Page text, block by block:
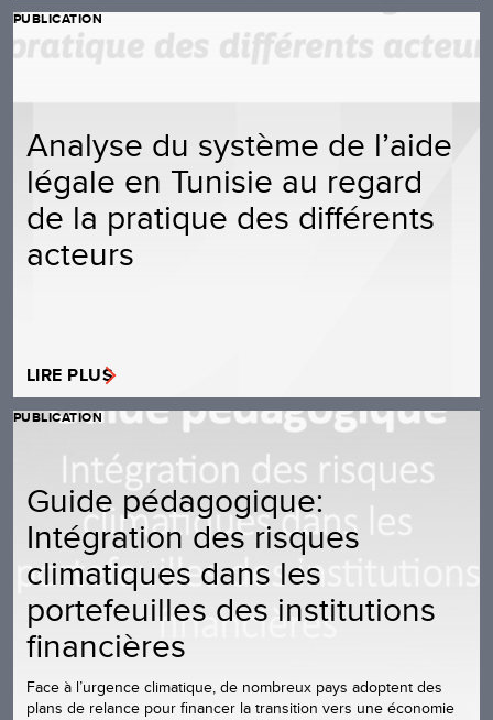
PUBLICATION
Analyse du système de l’aide
légale en Tunisie au regard
de la pratique des différents
acteurs
LIRE PLUS
PUBLICATION
Guide pédagogique:
Intégration des risques
climatiques dans les
portefeuilles des institutions
financières
Face à l’urgence climatique, de nombreux pays adoptent des
plans de relance pour financer la transition vers une économie